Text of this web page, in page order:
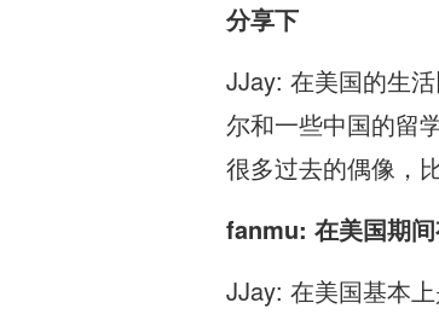
分享下
JJay: 在美国的生
尔和一些中国的留
很多过去的偶像，
fanmu: 在美国期
JJay: 在美国基本